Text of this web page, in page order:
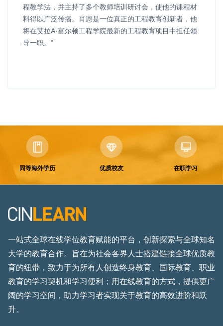
程教学法，并主持了多个教师培训研讨会，使他的课程材
料得以广泛传播。肖恩是一位真正的工程教育创新者，他
将在艾拉A·富尔顿工程学院最新的工程教育项目中担任领
导一职。”
同等海外学历 优质校友 在职学习
一站式全球在线学位教育赋能的平台，创新探索与全球知名
大学的教育合作。旨在为社会各界人士搭建链接全球优质教
育的纽带，致力于为所有人创造终身教育、国际教育、职业
教育的学习契机和学习便利；用在线教育的方式，提供更广
阔的学习空间，助力学习者实现关于教育的高效进阶和跃
升。